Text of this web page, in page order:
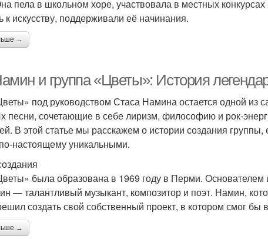
пела в школьном хоре, участвовала в местных
к искусству, поддерживали её начинания.
→
и группа «Цветы»: История
под руководством Стаса Намина остается одной из
песни, сочетающие в себе лиризм, философию и рок-
В этой статье мы расскажем о истории создания группы,
настоящему уникальными.
была образована в 1969 году в Перми.
— талантливый музыкант, композитор и поэт. Намин,
создать свой собственный проект, в котором смог
→